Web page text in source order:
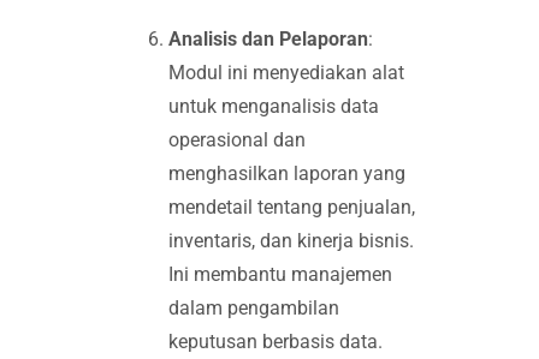
Analisis dan Pelaporan:
Modul ini menyediakan alat
untuk menganalisis data
operasional dan
menghasilkan laporan yang
mendetail tentang penjualan,
inventaris, dan kinerja bisnis.
Ini membantu manajemen
dalam pengambilan
keputusan berbasis data.